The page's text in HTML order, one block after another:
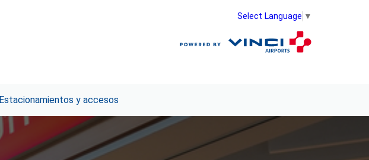
Select Language ▼
Estacionamientos y accesos